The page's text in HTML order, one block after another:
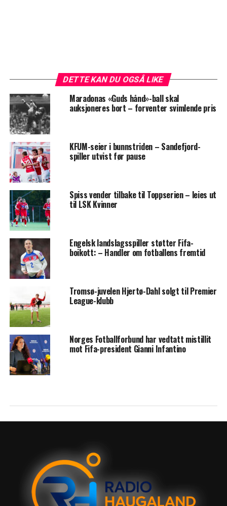
DETTE KAN DU OGSÅ LIKE
Maradonas «Guds hånd»-ball skal
auksjoneres bort – forventer svimlende pris
KFUM-seier i bunnstriden – Sandefjord-
spiller utvist før pause
Spiss vender tilbake til Toppserien – leies ut
til LSK Kvinner
Engelsk landslagsspiller støtter Fifa-
boikott: – Handler om fotballens fremtid
Tromsø-juvelen Hjertø-Dahl solgt til Premier
League-klubb
Norges Fotballforbund har vedtatt mistillit
mot Fifa-president Gianni Infantino